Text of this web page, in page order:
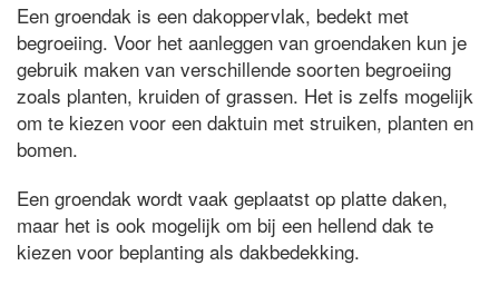
Een groendak is een dakoppervlak, bedekt met
begroeiing. Voor het aanleggen van groendaken kun je
gebruik maken van verschillende soorten begroeiing
zoals planten, kruiden of grassen. Het is zelfs mogelijk
om te kiezen voor een daktuin met struiken, planten en
bomen.
Een groendak wordt vaak geplaatst op platte daken,
maar het is ook mogelijk om bij een hellend dak te
kiezen voor beplanting als dakbedekking.